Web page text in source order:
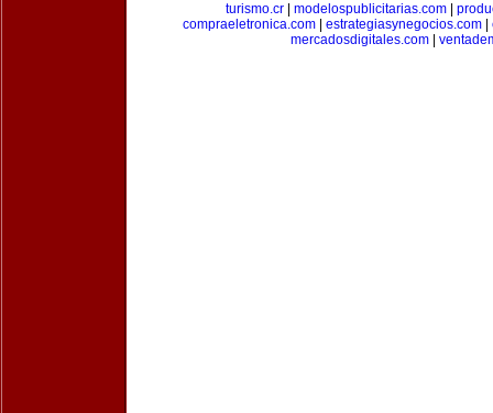
turismo.cr
modelospublicitarias.com
compraeletronica.com
estrategiasynegocios.com
mercadosdigitales.com|